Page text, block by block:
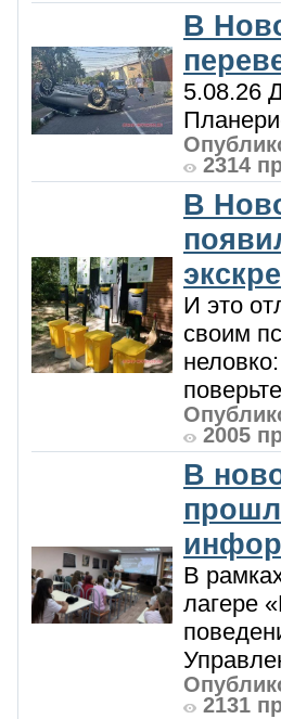
В
5.08.26
2314
В
И это
своим
2005
В
В
лагере
2131